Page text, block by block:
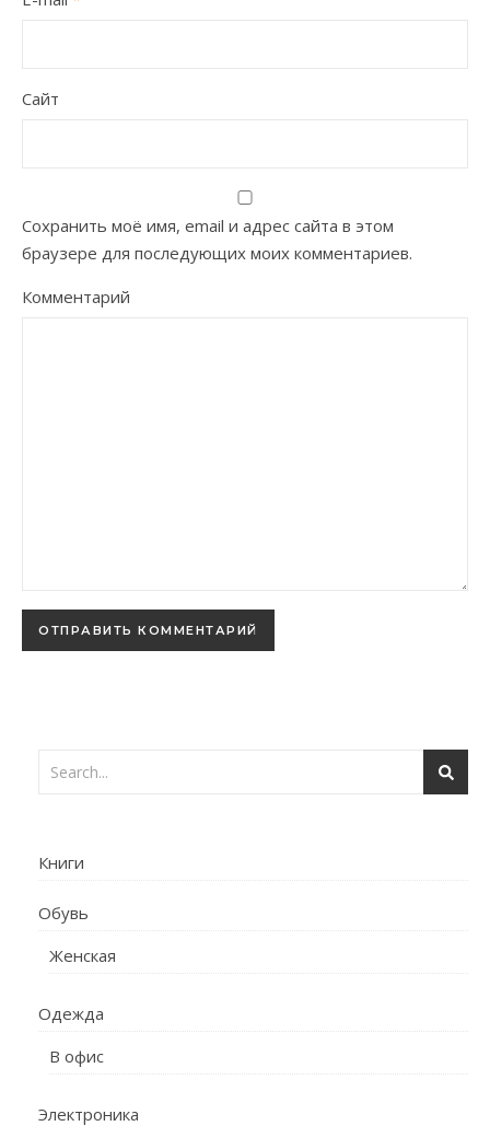
Сайт
Сохранить моё имя, email и адрес сайта в этом
браузере для последующих моих комментариев.
Комментарий
Книги
Обувь
Женская
Одежда
В офис
Электроника